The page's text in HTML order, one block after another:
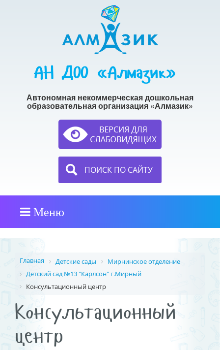
АН ДОО «Алмазик»
Автономная некоммерческая дошкольная
образовательная организация «Алмазик»
ПОИСК ПО САЙТУ
Меню
Главная Детские сады
Мирнинское отделение
Детский сад №13 "Карлсон" г.Мирный
Консультационный центр
Консультационный
центр